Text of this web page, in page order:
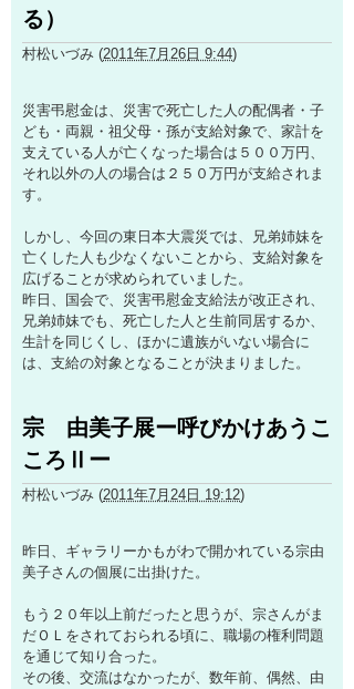
る）
村松いづみ (2011年7月26日 9:44)
災害弔慰金は、災害で死亡した人の配偶者・子
ども・両親・祖父母・孫が支給対象で、家計を
支えている人が亡くなった場合は５００万円、
それ以外の人の場合は２５０万円が支給されま
す。
しかし、今回の東日本大震災では、兄弟姉妹を
亡くした人も少なくないことから、支給対象を
広げることが求められていました。
昨日、国会で、災害弔慰金支給法が改正され、
兄弟姉妹でも、死亡した人と生前同居するか、
生計を同じくし、ほかに遺族がいない場合に
は、支給の対象となることが決まりました。
宗 由美子展ー呼びかけあうこ
ころⅡー
村松いづみ (2011年7月24日 19:12)
昨日、ギャラリーかもがわで開かれている宗由
美子さんの個展に出掛けた。
もう２０年以上前だったと思うが、宗さんがま
だＯＬをされておられる頃に、職場の権利問題
を通じて知り合った。
その後、交流はなかったが、数年前、偶然、由